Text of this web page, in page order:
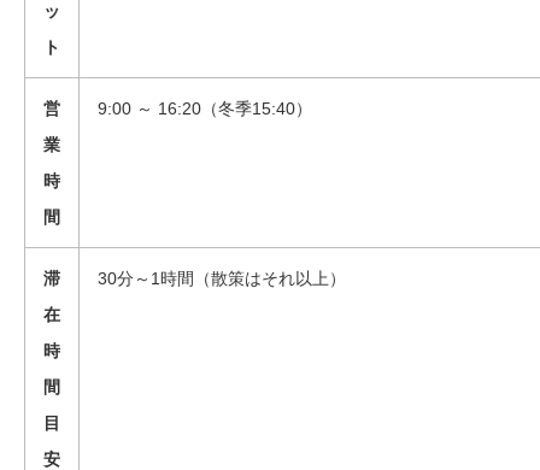
ッ
ト
営
業
時
間
9:00 ～ 16:20（冬季15:40）
滞
在
時
間
目
安
30分～1時間（散策はそれ以上）